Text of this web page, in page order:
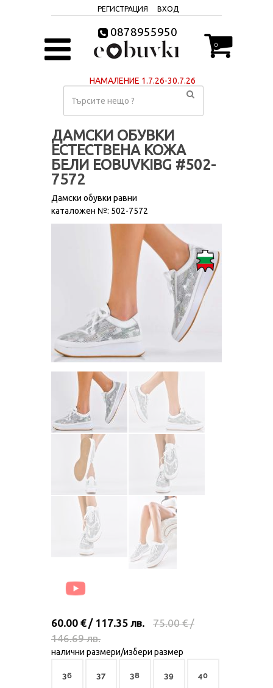
РЕГИСТРАЦИЯ ВХОД
0878955950
0
НАМАЛЕНИЕ 1.7.26-30.7.26
ДАМСКИ ОБУВКИ
ЕСТЕСТВЕНА КОЖА
БЕЛИ EOBUVKIBG #502-
7572
Дамски обувки равни
каталожен №: 502-7572
60.00 € / 117.35 лв.
75.00 € /
146.69 лв.
налични размери/избери размер
36 37 38 39 40